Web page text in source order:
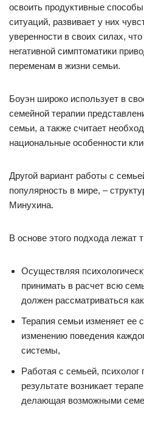
освоить продуктивные
ситуаций, развивает у них
уверенности в своих силах,
негативной симптоматики
переменам в жизни семьи.
Боуэн широко использует в
семейной терапии
семьи, а также считает
национальные особенности
Другой вариант работы с
популярность в мире, –
Минухина.
В основе этого подхода лежат
Осуществляя
принимать в расчет всю
должен рассматриваться
Терапия семьи изменяет ее
изменению поведения
системы,
Работая с семьей, психолог
результате возникает
делающая возможными